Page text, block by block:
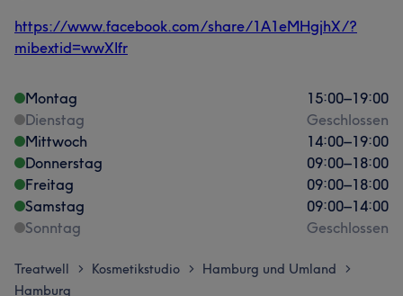
https://www.facebook.com/share/1A1eMHgjhX/?
mibextid=wwXIfr
Montag 15:00–19:00
Dienstag
Geschlossen
Mittwoch
14:00–19:00
Donnerstag
09:00–18:00
Freitag
09:00–18:00
Samstag
09:00–14:00
Sonntag
Geschlossen
Treatwell > Kosmetikstudio > Hamburg und Umland >
Hamburg